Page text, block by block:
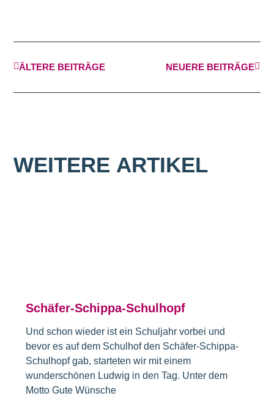
ÄLTERE BEITRÄGE NEUERE BEITRÄGE
WEITERE ARTIKEL
Schäfer-Schippa-Schulhopf
Und schon wieder ist ein Schuljahr vorbei und
bevor es auf dem Schulhof den Schäfer-Schippa-
Schulhopf gab, starteten wir mit einem
wunderschönen Ludwig in den Tag. Unter dem
Motto Gute Wünsche